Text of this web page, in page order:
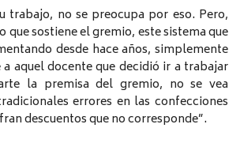
trabajo, no se preocupa por eso. Pero,
que sostiene el gremio, este sistema que
desde hace años, simplemente
aquel docente que decidió ir a trabajar
la premisa del gremio, no se vea
errores en las confecciones
descuentos que no corresponde”.